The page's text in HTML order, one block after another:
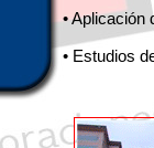
•
• Estudios